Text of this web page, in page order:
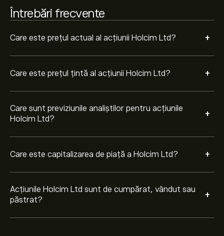
Întrebări frecvente
Care este prețul actual al acțiunii Holcim Ltd? +
Care este prețul țintă al acțiunii Holcim Ltd? +
Care sunt previziunile analiștilor pentru acțiunile
Holcim Ltd?
+
Care este capitalizarea de piață a Holcim Ltd? +
Acțiunile Holcim Ltd sunt de cumpărat, vândut sau
păstrat?
+
moderată.